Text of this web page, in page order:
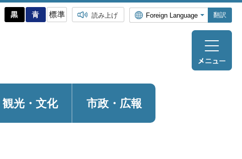
読み上げ 翻訳
観光・ 文化 市政・広報